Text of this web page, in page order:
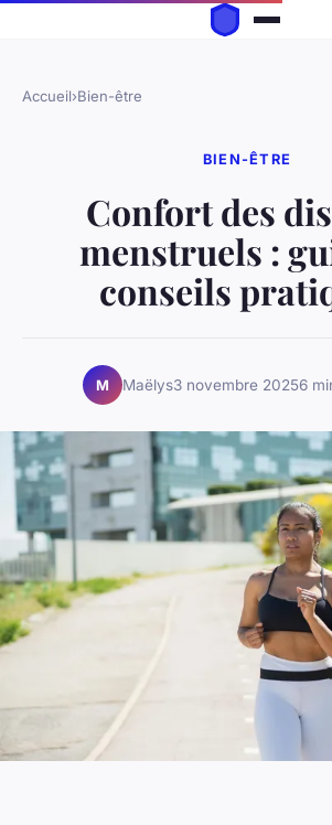
Accueil›Bien-être
BIEN-ÊTRE
Confort des
menstruels :
conseils
M Maëlys3 novembre 20256